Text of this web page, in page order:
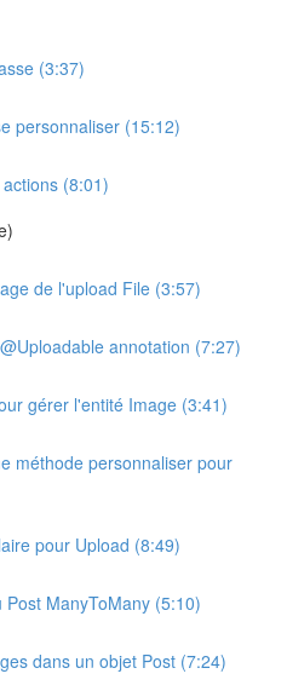
(3:37)
personnaliser (15:12)
(8:01)
de l'upload File (3:57)
annotation (7:27)
gérer l'entité Image (3:41)
méthode personnaliser pour
pour Upload (8:49)
ManyToMany (5:10)
dans un objet Post (7:24)